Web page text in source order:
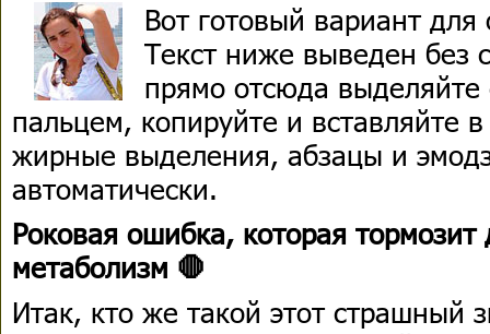
Вот готовый вариант
Текст ниже выведен без
прямо отсюда
пальцем, копируйте и вставляйте
жирные выделения, абзацы и
автоматически.
Роковая ошибка, которая
метаболизм 🛑
Итак, кто же такой этот страшный